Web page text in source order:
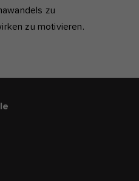
zu
zu motivieren.